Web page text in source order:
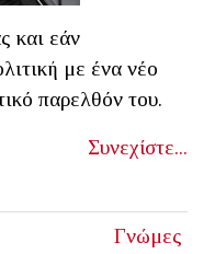
και εάν
με ένα νέο
παρελθόν του.
Συνεχίστε...
Γνώμες